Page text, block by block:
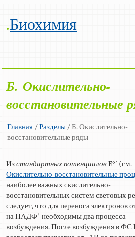
.Биохимия
Б. Окислительно-
восстановительные
Главная /Разделы / Б. Окислительно-
восстановительные ряды
Изстандартных потенциаловE°′ (см.
Окислительно-восстановительные
наиболее важных окислительно-
восстановительных систем световых
следует, что для переноса электронов
на НАДФ+ необходимы два процесса
возбуждения. После возбуждения в ФС